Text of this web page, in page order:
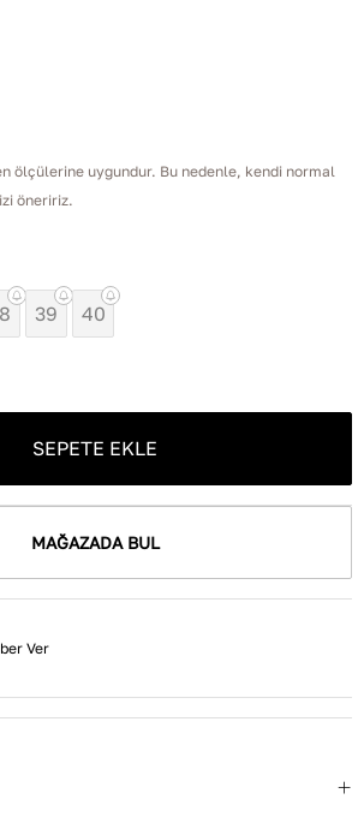
ölçülerine uygundur. Bu nedenle, kendi normal
öneririz.
39 40
SEPETE EKLE
MAĞAZADA BUL
Ver